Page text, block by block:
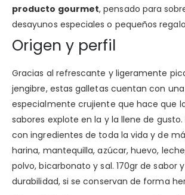
producto gourmet, pensado para
desayunos especiales o pequeños
Origen y perfil
Gracias al refrescante y ligeramente
jengibre, estas galletas cuentan con
especialmente crujiente que hace que
sabores explote en la y la llene de gusto.
con ingredientes de toda la vida y de
harina, mantequilla, azúcar, huevo,
polvo, bicarbonato y sal. 170gr de sabor
durabilidad, si se conservan de forma